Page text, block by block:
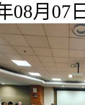
08月07